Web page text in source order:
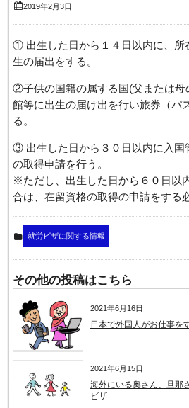
2019年2月3日
① 出生した日から１４日以内に、所
生の届出をする。
②子供の国籍の属する国(父または母
館等に出生の届け出を行い旅券（パ
る。
③ 出生した日から３０日以内に入国
の取得申請を行う。
※ただし、出生した日から６０日以
合は、在留資格の取得の申請をする
就労ビザに関する情報
その他の投稿はこちら
2021年6月16日
日本で外国人がお仕事を
2021年6月15日
海外にいる奥さん、旦那
ビザ